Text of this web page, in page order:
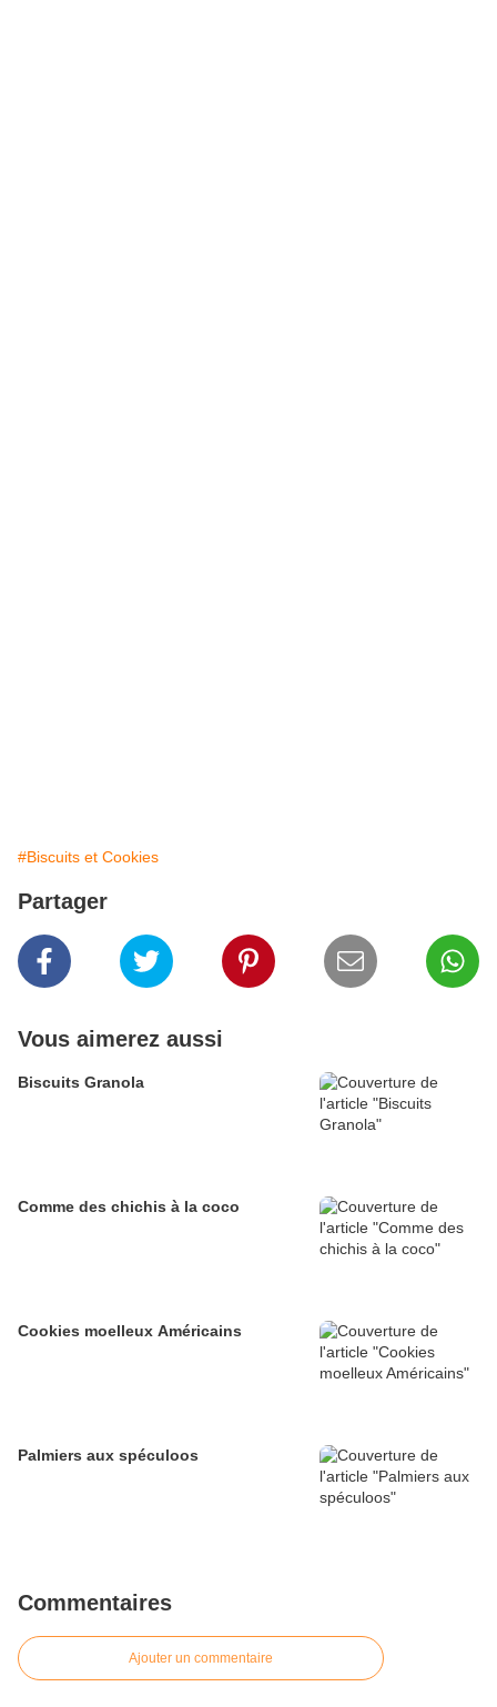
#Biscuits et Cookies
Partager
Vous aimerez aussi
Biscuits Granola
Comme des chichis à la coco
Cookies moelleux Américains
Palmiers aux spéculoos
Commentaires
Ajouter un commentaire